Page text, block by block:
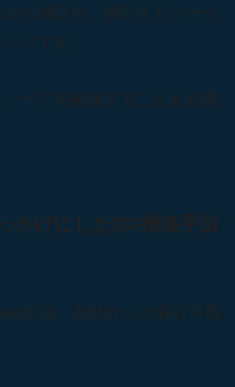
の検証や、移行するツール
トです。
ースを確保することも必要
かけにしたDX推進手法
・2019からの移行手段